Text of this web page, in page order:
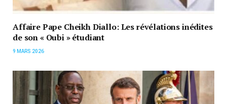
Affaire Pape Cheikh Diallo: Les révélations inédites
de son « Oubi » étudiant
9 MARS 2026